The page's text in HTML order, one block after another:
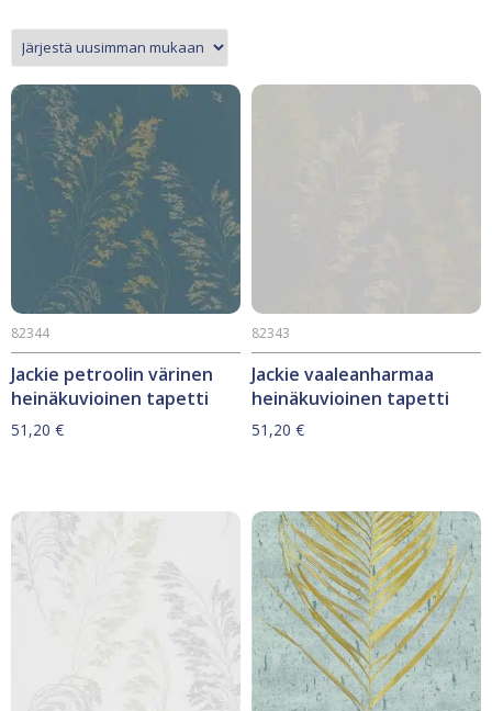
Jackie petroolin värinen
heinäkuvioinen tapetti
82344
51,20 €
Jackie vaaleanharmaa
heinäkuvioinen tapetti
82343
51,20 €